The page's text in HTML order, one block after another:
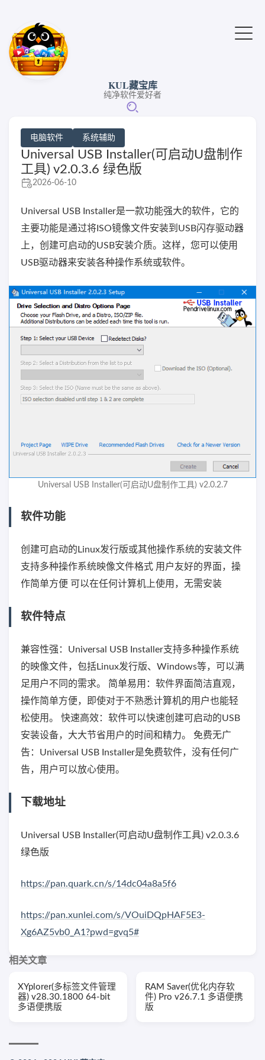
KUL藏宝库
纯净软件爱好者
电脑软件 系统辅助
Universal USB Installer(可启动U盘制作
工具) v2.0.3.6 绿色版
2026-06-10
Universal USB Installer是一款功能强大的软件，它的
主要功能是通过将ISO镜像文件安装到USB闪存驱动器
上，创建可启动的USB安装介质。这样，您可以使用
USB驱动器来安装各种操作系统或软件。
Universal USB Installer(可启动U盘制作工具) v2.0.2.7
软件功能
创建可启动的Linux发行版或其他操作系统的安装文件
支持多种操作系统映像文件格式 用户友好的界面，操
作简单方便 可以在任何计算机上使用，无需安装
软件特点
兼容性强：Universal USB Installer支持多种操作系统
的映像文件，包括Linux发行版、Windows等，可以满
足用户不同的需求。 简单易用：软件界面简洁直观，
操作简单方便，即使对于不熟悉计算机的用户也能轻
松使用。 快速高效：软件可以快速创建可启动的USB
安装设备，大大节省用户的时间和精力。 免费无广
告：Universal USB Installer是免费软件，没有任何广
告，用户可以放心使用。
下载地址
Universal USB Installer(可启动U盘制作工具) v2.0.3.6
绿色版
https://pan.quark.cn/s/14dc04a8a5f6
https://pan.xunlei.com/s/VOuiDQpHAF5E3-
Xg6AZ5vb0_A1?pwd=gvq5#
相关文章
XYplorer(多标签文件管理
器) v28.30.1800 64-bit
多语便携版
RAM Saver(优化内存软
件) Pro v26.7.1 多语便携
版